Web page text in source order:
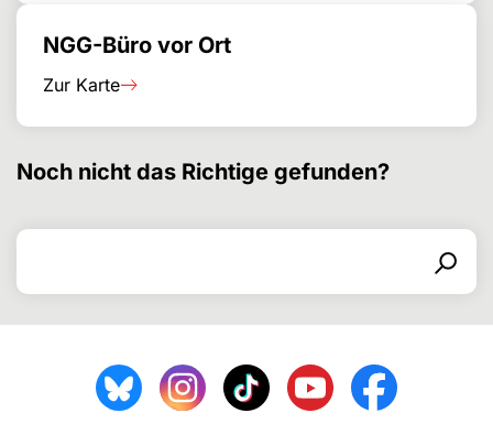
NGG-Büro vor Ort
Zur Karte
Noch nicht das Richtige gefunden?
Search for
Search